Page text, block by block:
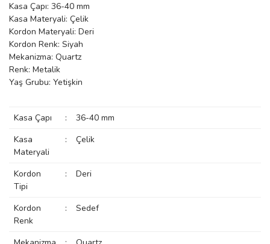
Manoir
Kasa Çapı: 36-40 mm
Kasa Materyali: Çelik
Kordon Materyali: Deri
Kordon Renk: Siyah
Mekanizma: Quartz
Renk: Metalik
Yaş Grubu: Yetişkin
Kasa Çapı :
36-40 mm
Kasa
Materyali
: Çelik
Kordon
Tipi
: Deri
Kordon
Renk
: Sedef